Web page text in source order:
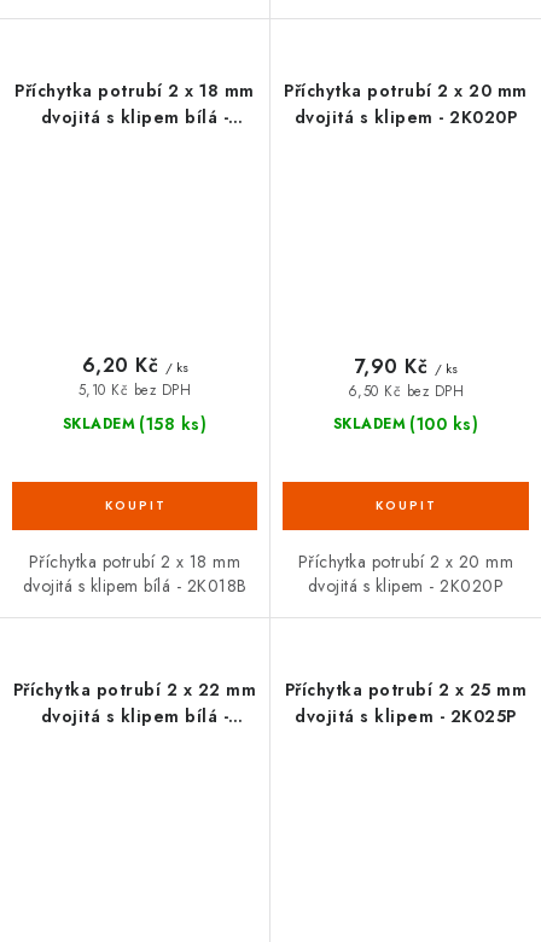
Příchytka potrubí 2 x 18 mm
dvojitá s klipem bílá -
SKLADEM (158 ks)
5,10 Kč bez DPH
6,20 Kč / ks
Příchytka potrubí 2 x 18 mm
dvojitá s klipem bílá - 2K018B
Příchytka potrubí 2 x 20 mm
dvojitá s klipem - 2K020P
SKLADEM (100 ks)
6,50 Kč bez DPH
7,90 Kč / ks
Příchytka potrubí 2 x 20 mm
dvojitá s klipem - 2K020P
Příchytka potrubí 2 x 22 mm
dvojitá s klipem bílá -
Příchytka potrubí 2 x 25 mm
dvojitá s klipem - 2K025P